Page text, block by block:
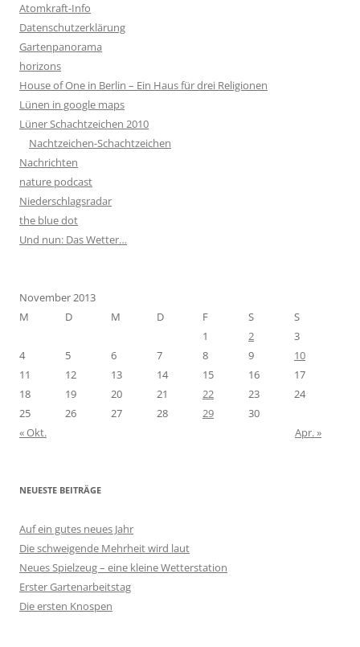
Atomkraft-Info
Datenschutzerklärung
Gartenpanorama
horizons
House of One in Berlin – Ein Haus für drei Religionen
Lünen in google maps
Lüner Schachtzeichen 2010
Nachtzeichen-Schachtzeichen
Nachrichten
nature podcast
Niederschlagsradar
the blue dot
Und nun: Das Wetter…
November 2013
M
D M D F S
S
1
2
3
4
5 6 7 8 9
10
11
12 13 14 15 16
17
18
19 20 21 22 23
24
25
26 27 28 29
30
« Okt.
Apr. »
NEUESTE BEITRÄGE
Auf ein gutes neues Jahr
Die schweigende Mehrheit wird laut
Neues Spielzeug – eine kleine Wetterstation
Erster Gartenarbeitstag
Die ersten Knospen